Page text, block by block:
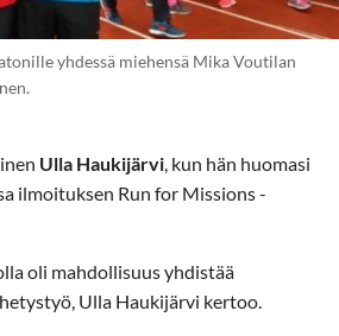
yhdessä miehensä Mika Voutilan
Ulla Haukijärvi, kun hän huomasi
ilmoituksen Run for Missions -
oli mahdollisuus yhdistää
Ulla Haukijärvi kertoo.